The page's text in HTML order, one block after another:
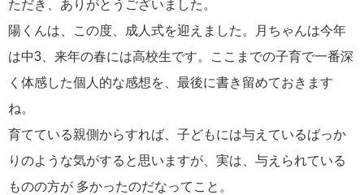
ただき、ありがとうございました。
陽くんは、この度、成人式を迎えました。月ちゃんは今年
は中3、来年の春には高校生です。ここまでの子育で一番深
く体感した個人的な感想を、最後に書き留めておきます
ね。
育てている親側からすれば、子どもには与えているばっか
りのような気がすると思いますが、実は、与えられている
ものの方が 多かったのだなってこと。